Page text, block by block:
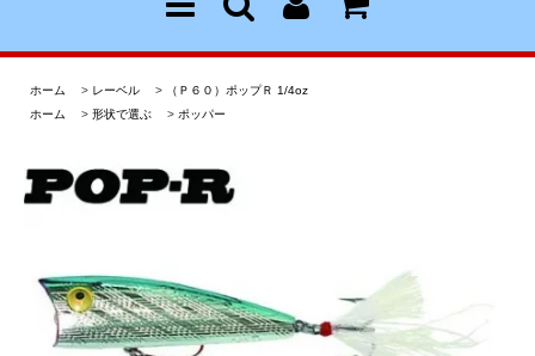
ホーム > レーベル >
（Ｐ６０）ポップＲ 1/4oz
ホーム
> 形状で選ぶ > ポッパー